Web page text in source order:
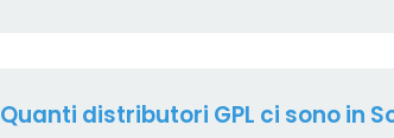
Quanti distributori GPL ci sono in